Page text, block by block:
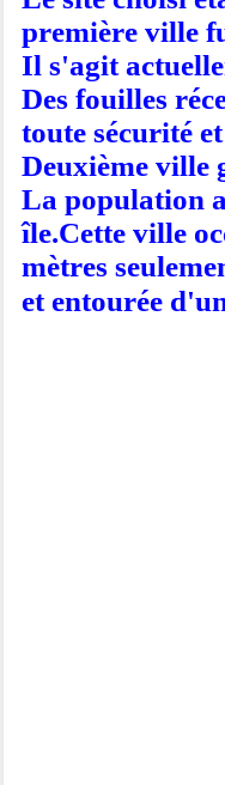
première ville
Il s'agit
Des fouilles
toute sécurité
Deuxième ville
La population
île.Cette ville
mètres
et entourée